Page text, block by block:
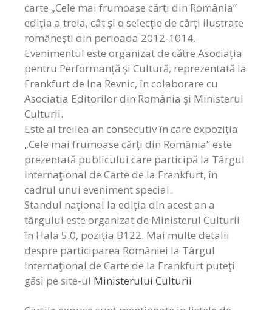
carte „Cele mai frumoase cărți din România”
ediţia a treia, cât și o selecţie de cărți ilustrate
românești din perioada 2012-1014.
Evenimentul este organizat de către Asociația
pentru Performanță și Cultură, reprezentată la
Frankfurt de Ina Revnic, în colaborare cu
Asociația Editorilor din România şi Ministerul
Culturii.
Este al treilea an consecutiv în care expoziţia
„Cele mai frumoase cărţi din România” este
prezentată publicului care participă la Târgul
Internaţional de Carte de la Frankfurt, în
cadrul unui eveniment special.
Standul național la ediția din acest an a
târgului este organizat de Ministerul Culturii
în Hala 5.0, poziția B122. Mai multe detalii
despre participarea României la Târgul
Internaţional de Carte de la Frankfurt puteţi
găsi pe site-ul Ministerului Culturii